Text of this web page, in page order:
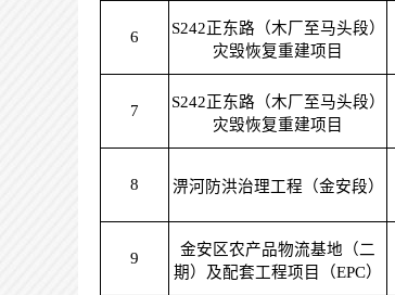
6
S242正东路（木厂至马头段）
灾毁恢复重建项目
7
S242正东路（木厂至马头段）
灾毁恢复重建项目
8 淠河防洪治理工程（金安段）
9
金安区农产品物流基地（二
期）及配套工程项目（EPC）